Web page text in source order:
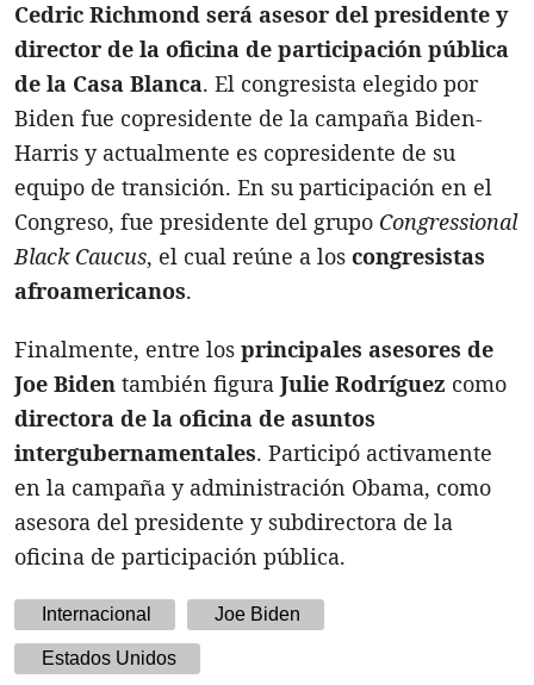
Cedric Richmond será asesor del presidente y
director de la oficina de participación pública
de la Casa Blanca. El congresista elegido por
Biden fue copresidente de la campaña Biden-
Harris y actualmente es copresidente de su
equipo de transición. En su participación en el
Congreso, fue presidente del grupo Congressional
Black Caucus, el cual reúne a los congresistas
afroamericanos.
Finalmente, entre los principales asesores de
Joe Biden también figura Julie Rodríguez como
directora de la oficina de asuntos
intergubernamentales. Participó activamente
en la campaña y administración Obama, como
asesora del presidente y subdirectora de la
oficina de participación pública.
Internacional Joe Biden
Estados Unidos